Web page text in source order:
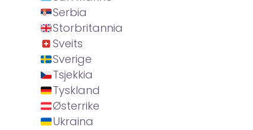
Serbia
Storbritannia
Sveits
Sverige
Tsjekkia
Tyskland
Østerrike
Ukraina